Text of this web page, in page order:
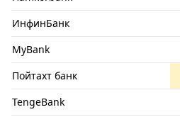
ИнфинБанк
MyBank
Пойтахт банк
TengeBank